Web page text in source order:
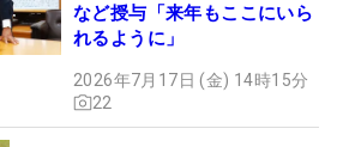
など授与「来年もここにいら
れるように」
2026年7月17日 (金) 14時15分
22